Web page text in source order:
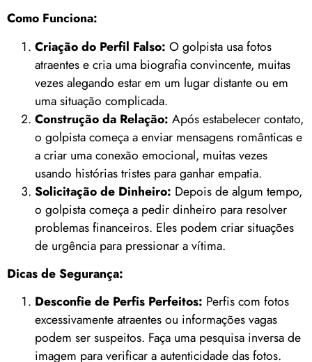
Como Funciona:
Criação do Perfil Falso: O golpista usa fotos
atraentes e cria uma biografia convincente, muitas
vezes alegando estar em um lugar distante ou em
uma situação complicada.
Construção da Relação: Após estabelecer contato,
o golpista começa a enviar mensagens românticas e
a criar uma conexão emocional, muitas vezes
usando histórias tristes para ganhar empatia.
Solicitação de Dinheiro: Depois de algum tempo,
o golpista começa a pedir dinheiro para resolver
problemas financeiros. Eles podem criar situações
de urgência para pressionar a vítima.
Dicas de Segurança:
Desconfie de Perfis Perfeitos: Perfis com fotos
excessivamente atraentes ou informações vagas
podem ser suspeitos. Faça uma pesquisa inversa de
imagem para verificar a autenticidade das fotos.